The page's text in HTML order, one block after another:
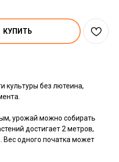
КУПИТЬ
культуры без лютеина,
урожай можно собирать
достигает 2 метров,
Вес одного початка может